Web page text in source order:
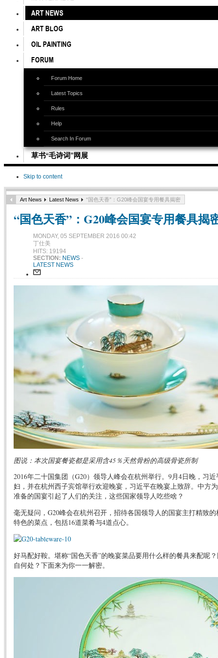
ART NEWS
ART BLOG
OIL PAINTING
FORUM
Forum Home
Latest Topics
Rules
Help
Search In Forum
草书“毛诗词”网展
Skip to content
Art News Latest News “国色天香”：G20峰会国宴专用餐具揭密
“国色天香”：G20峰会国宴专用餐具揭
MONDAY, 05 SEPTEMBER 2016 00:42
丁仕美
HITS: 19194
SECTION: NEWS -
LATEST NEWS
图说：本次国宴餐瓷都是采用含45％天然骨粉的高级骨瓷所制
2016年二十国集团（G20）领导人峰会在杭州举行。9月4日晚，习
妇，并在杭州西子宾馆举行欢迎晚宴，习近平在晚宴上致辞。中方
准备的国宴引起了人们的关注，这些国家领导人吃些啥？
毫无疑问，G20峰会在杭州召开，招待各国领导人的国宴主打精致
特色的菜点，包括16道菜肴与4道点心。
好马配好鞍。堪称“国色天香”的晚宴菜品要用什么样的餐具来配呢
自何处？下面来为你一一解密。